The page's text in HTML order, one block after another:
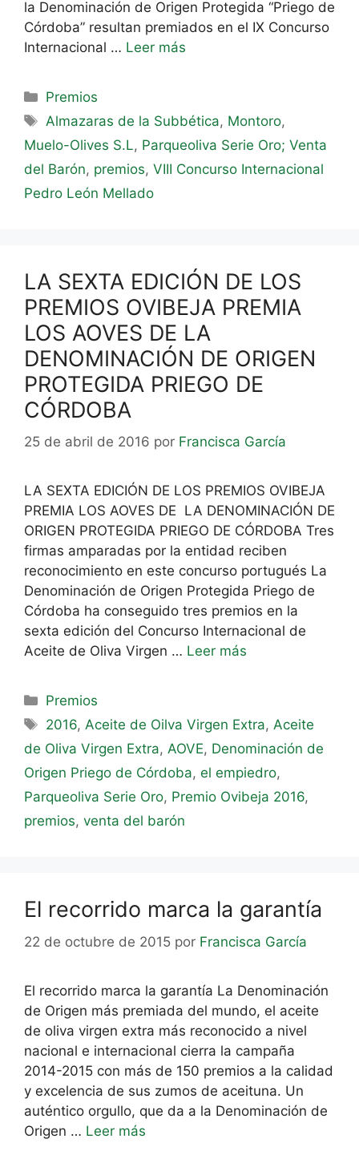
la Denominación de Origen Protegida “Priego de
Córdoba” resultan premiados en el IX Concurso
Internacional … Leer más
Premios
Almazaras de la Subbética, Montoro,
Muelo-Olives S.L, Parqueoliva Serie Oro; Venta
del Barón, premios, VIII Concurso Internacional
Pedro León Mellado
LA SEXTA EDICIÓN DE LOS
PREMIOS OVIBEJA PREMIA
LOS AOVES DE LA
DENOMINACIÓN DE ORIGEN
PROTEGIDA PRIEGO DE
CÓRDOBA
25 de abril de 2016 por Francisca García
LA SEXTA EDICIÓN DE LOS PREMIOS OVIBEJA
PREMIA LOS AOVES DE LA DENOMINACIÓN DE
ORIGEN PROTEGIDA PRIEGO DE CÓRDOBA Tres
firmas amparadas por la entidad reciben
reconocimiento en este concurso portugués La
Denominación de Origen Protegida Priego de
Córdoba ha conseguido tres premios en la
sexta edición del Concurso Internacional de
Aceite de Oliva Virgen … Leer más
Premios
2016,Aceite de Oilva Virgen Extra,Aceite
de Oliva Virgen Extra, AOVE, Denominación de
Origen Priego de Córdoba, el empiedro,
Parqueoliva Serie Oro, Premio Ovibeja 2016,
premios, venta del barón
El recorrido marca la garantía
22 de octubre de 2015 por Francisca García
El recorrido marca la garantía La Denominación
de Origen más premiada del mundo, el aceite
de oliva virgen extra más reconocido a nivel
nacional e internacional cierra la campaña
2014-2015 con más de 150 premios a la calidad
y excelencia de sus zumos de aceituna. Un
auténtico orgullo, que da a la Denominación de
Origen … Leer más